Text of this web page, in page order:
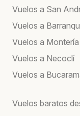
Vuelos a San
Vuelos a
Vuelos a Montería
Vuelos a Necoclí
Vuelos a
Vuelos baratos